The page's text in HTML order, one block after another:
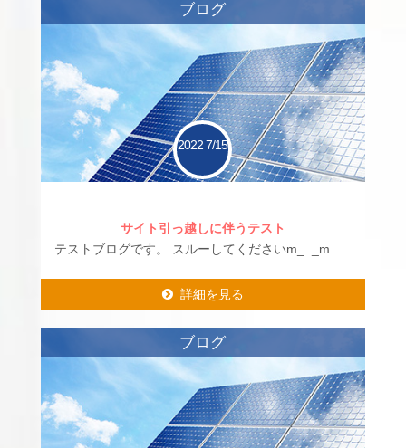
ブログ
2022 7/15
サイト引っ越しに伴うテスト
テストブログです。 スルーしてくださいm_ _m…
詳細を見る
詳細を見る
ブログ